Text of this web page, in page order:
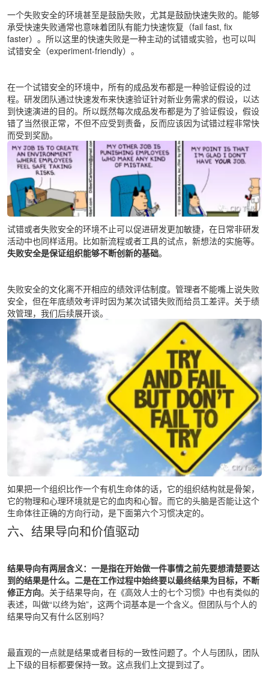
一个失败安全的环境甚至是鼓励失败，尤其是鼓励快速失败的。能够
承受快速失败通常也意味着团队有能力快速恢复（fail fast, fix
faster）。所以这里的快速失败是一种主动的试错或实验，也可以叫
试错安全（experiment-friendly）。
在一个试错安全的环境中，所有的成品发布都是一种验证假设的过
程。研发团队通过快速发布来快速验证针对新业务需求的假设，以达
到快速演进的目的。所以既然每次成品发布都是为了验证假设，假设
错了当然很正常，不但不应受到责备，反而应该因为试错过程非常快
而受到奖励。
试错或者失败安全的环境不止可以促进研发更加敏捷，在日常非研发
活动中也同样适用。比如新流程或者工具的试点，新想法的实施等。
失败安全是保证组织能够不断创新的基础。
失败安全的文化离不开相应的绩效评估制度。管理者不能嘴上说失败
安全，但在年底绩效考评时因为某次试错失败而给员工差评。关于绩
效管理，我们后续展开谈。
如果把一个组织比作一个有机生命体的话，它的组织结构就是骨架，
它的物理和心理环境就是它的血肉和心智。而它的头脑是否能让这个
生命体往正确的方向行动，是下面第六个习惯决定的。
六、结果导向和价值驱动
结果导向有两层含义：一是指在开始做一件事情之前先要想清楚要达
到的结果是什么。二是在工作过程中始终要以最终结果为目标，不断
修正方向。关于结果导向，在《高效人士的七个习惯》中也有类似的
表述，叫做“以终为始”，这两个词基本是一个含义。但团队与个人的
结果导向又有什么区别吗？
最直观的一点就是结果或者目标的一致性问题了。个人与团队，团队
上下级的目标都要保持一致。这点我们上文提到过了。